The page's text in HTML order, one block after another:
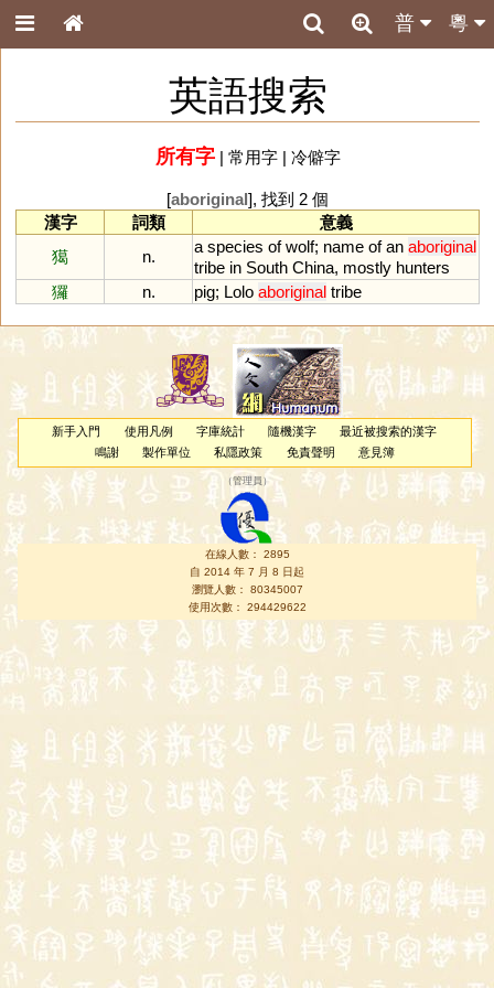
粵
普
英語搜索
所有字| 常用字| 冷僻字
[aboriginal], 找到 2 個
漢字
詞類
意義
獦
n.
a species of wolf; name of an aboriginal
tribe in South China, mostly hunters
玀
n. pig; Lolo aboriginal tribe
新手入門 使用凡例 字庫統計 隨機漢字
最近被搜索的漢字
鳴謝
製作單位 私隱政策 免責聲明 意見簿
（管理員 ）
在線人數： 2895
自 2014 年 7 月 8 日起
瀏覽人數： 80345007
使用次數： 294429622